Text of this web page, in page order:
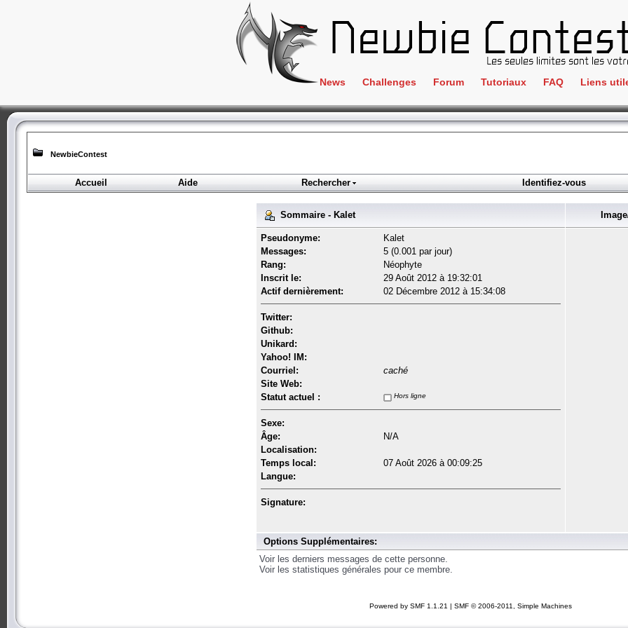
News Challenges
Crackme
ClientSide
Forensics
Programmation
Stéganographie
Wargame
Forum Tutoriaux FAQ Liens
IRC
NewbieContest
Accueil
Aide Rechercher Identifiez-vous
Sommaire - Kalet
Pseudonyme:
Kalet
Messages:
5 (0.001 par jour)
Rang:
Néophyte
Inscrit le:
29 Août 2012 à 19:32:01
Actif dernièrement:
02 Décembre 2012 à 15:34:08
Twitter:
Github:
Unikard:
Yahoo! IM:
Courriel:
caché
Site Web:
Statut actuel :
Hors ligne
Sexe:
Âge:
N/A
Localisation:
Temps local:
07 Août 2026 à 00:09:25
Langue:
Signature:
Options Supplémentaires:
Voir les derniers messages de cette personne.
Voir les statistiques générales pour ce membre.
Powered by SMF 1.1.21 | SMF © 2006-2011, Simple Machines